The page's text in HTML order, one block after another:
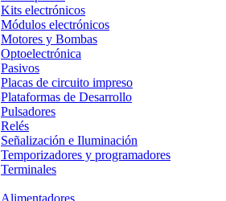
Kits electrónicos
Módulos electrónicos
Motores y Bombas
Optoelectrónica
Pasivos
Placas de circuito impreso
Plataformas de Desarrollo
Pulsadores
Relés
Señalización e Iluminación
Temporizadores y programadores
Terminales
Alimentadores